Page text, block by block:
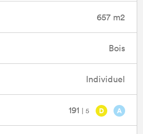
657 m2
Bois
Individuel
191 | 5 D A